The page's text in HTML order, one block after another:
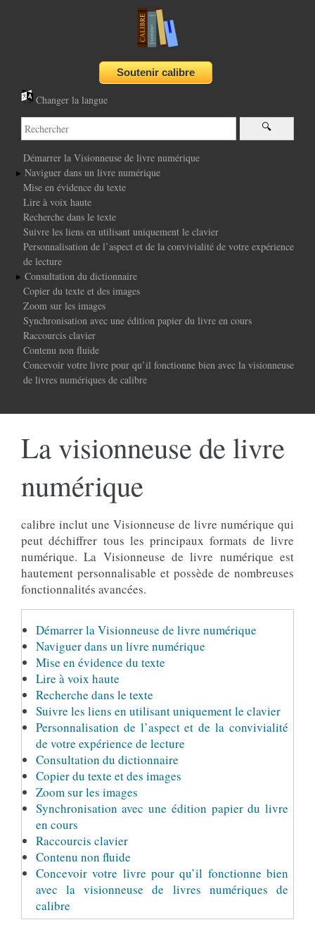
Changer la langue
Démarrer la Visionneuse de livre numérique
Naviguer dans un livre numérique
Mise en évidence du texte
Lire à voix haute
Recherche dans le texte
Suivre les liens en utilisant uniquement le clavier
Personnalisation de l’aspect et de la convivialité de votre expérience
de lecture
Consultation du dictionnaire
Copier du texte et des images
Zoom sur les images
Synchronisation avec une édition papier du livre en cours
Raccourcis clavier
Contenu non fluide
Concevoir votre livre pour qu’il fonctionne bien avec la visionneuse
de livres numériques de calibre
La visionneuse de livre
numérique
calibre inclut une Visionneuse de livre numérique qui
peut déchiffrer tous les principaux formats de livre
numérique. La Visionneuse de livre numérique est
hautement personnalisable et possède de nombreuses
fonctionnalités avancées.
Démarrer la Visionneuse de livre numérique
Naviguer dans un livre numérique
Mise en évidence du texte
Lire à voix haute
Recherche dans le texte
Suivre les liens en utilisant uniquement le clavier
Personnalisation de l’aspect et de la convivialité
de votre expérience de lecture
Consultation du dictionnaire
Copier du texte et des images
Zoom sur les images
Synchronisation avec une édition papier du livre
en cours
Raccourcis clavier
Contenu non fluide
Concevoir votre livre pour qu’il fonctionne bien
avec la visionneuse de livres numériques de
calibre